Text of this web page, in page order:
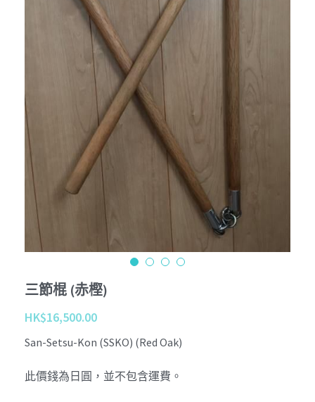
周邊商品 Merchandise
護具 Protectors
鍛鍊具 Training Mitt
沖繩傳統古武道 Okinawa Kobudo
Instagram
Facebook
退貨條款 Return Terms
註冊
三節棍 (赤樫)
HK$16,500.00
San-Setsu-Kon (SSKO) (Red Oak)
此價錢為日圓，並不包含運費。